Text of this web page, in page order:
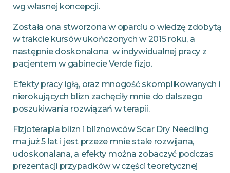
wg własnej koncepcji.
Została ona stworzona w oparciu o wiedzę zdobytą
w trakcie kursów ukończonych w 2015 roku, a
następnie doskonalona w indywidualnej pracy z
pacjentem w gabinecie Verde fizjo.
Efekty pracy igłą, oraz mnogość skomplikowanych i
nierokujących blizn zachęciły mnie do dalszego
poszukiwania rozwiązań w terapii.
Fizjoterapia blizn i bliznowców Scar Dry Needling
ma już 5 lat i jest przeze mnie stale rozwijana,
udoskonalana, a efekty można zobaczyć podczas
prezentacji przypadków w części teoretycznej